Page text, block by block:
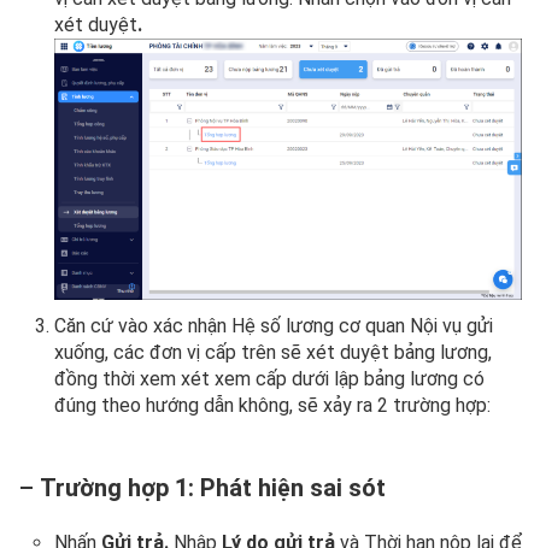
xét duyệt.
Căn cứ vào xác nhận Hệ số lương cơ quan Nội vụ gửi
xuống, các đơn vị cấp trên sẽ xét duyệt bảng lương,
đồng thời xem xét xem cấp dưới lập bảng lương có
đúng theo hướng dẫn không, sẽ xảy ra 2 trường hợp:
– Trường hợp 1: Phát hiện sai sót
Nhấn Gửi trả. Nhập Lý do gửi trả và Thời hạn nộp lại để